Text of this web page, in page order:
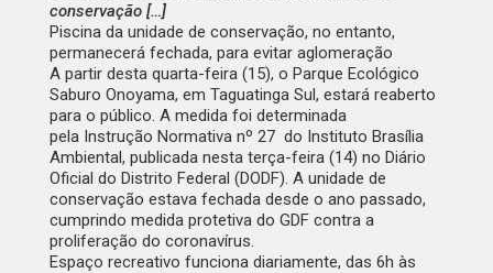
conservação […]
Piscina da unidade de conservação, no entanto,
permanecerá fechada, para evitar aglomeração
A partir desta quarta-feira (15), o Parque Ecológico
Saburo Onoyama, em Taguatinga Sul, estará reaberto
para o público. A medida foi determinada
pela Instrução Normativa nº 27 do Instituto Brasília
Ambiental, publicada nesta terça-feira (14) no Diário
Oficial do Distrito Federal (DODF). A unidade de
conservação estava fechada desde o ano passado,
cumprindo medida protetiva do GDF contra a
proliferação do coronavírus.
Espaço recreativo funciona diariamente, das 6h às